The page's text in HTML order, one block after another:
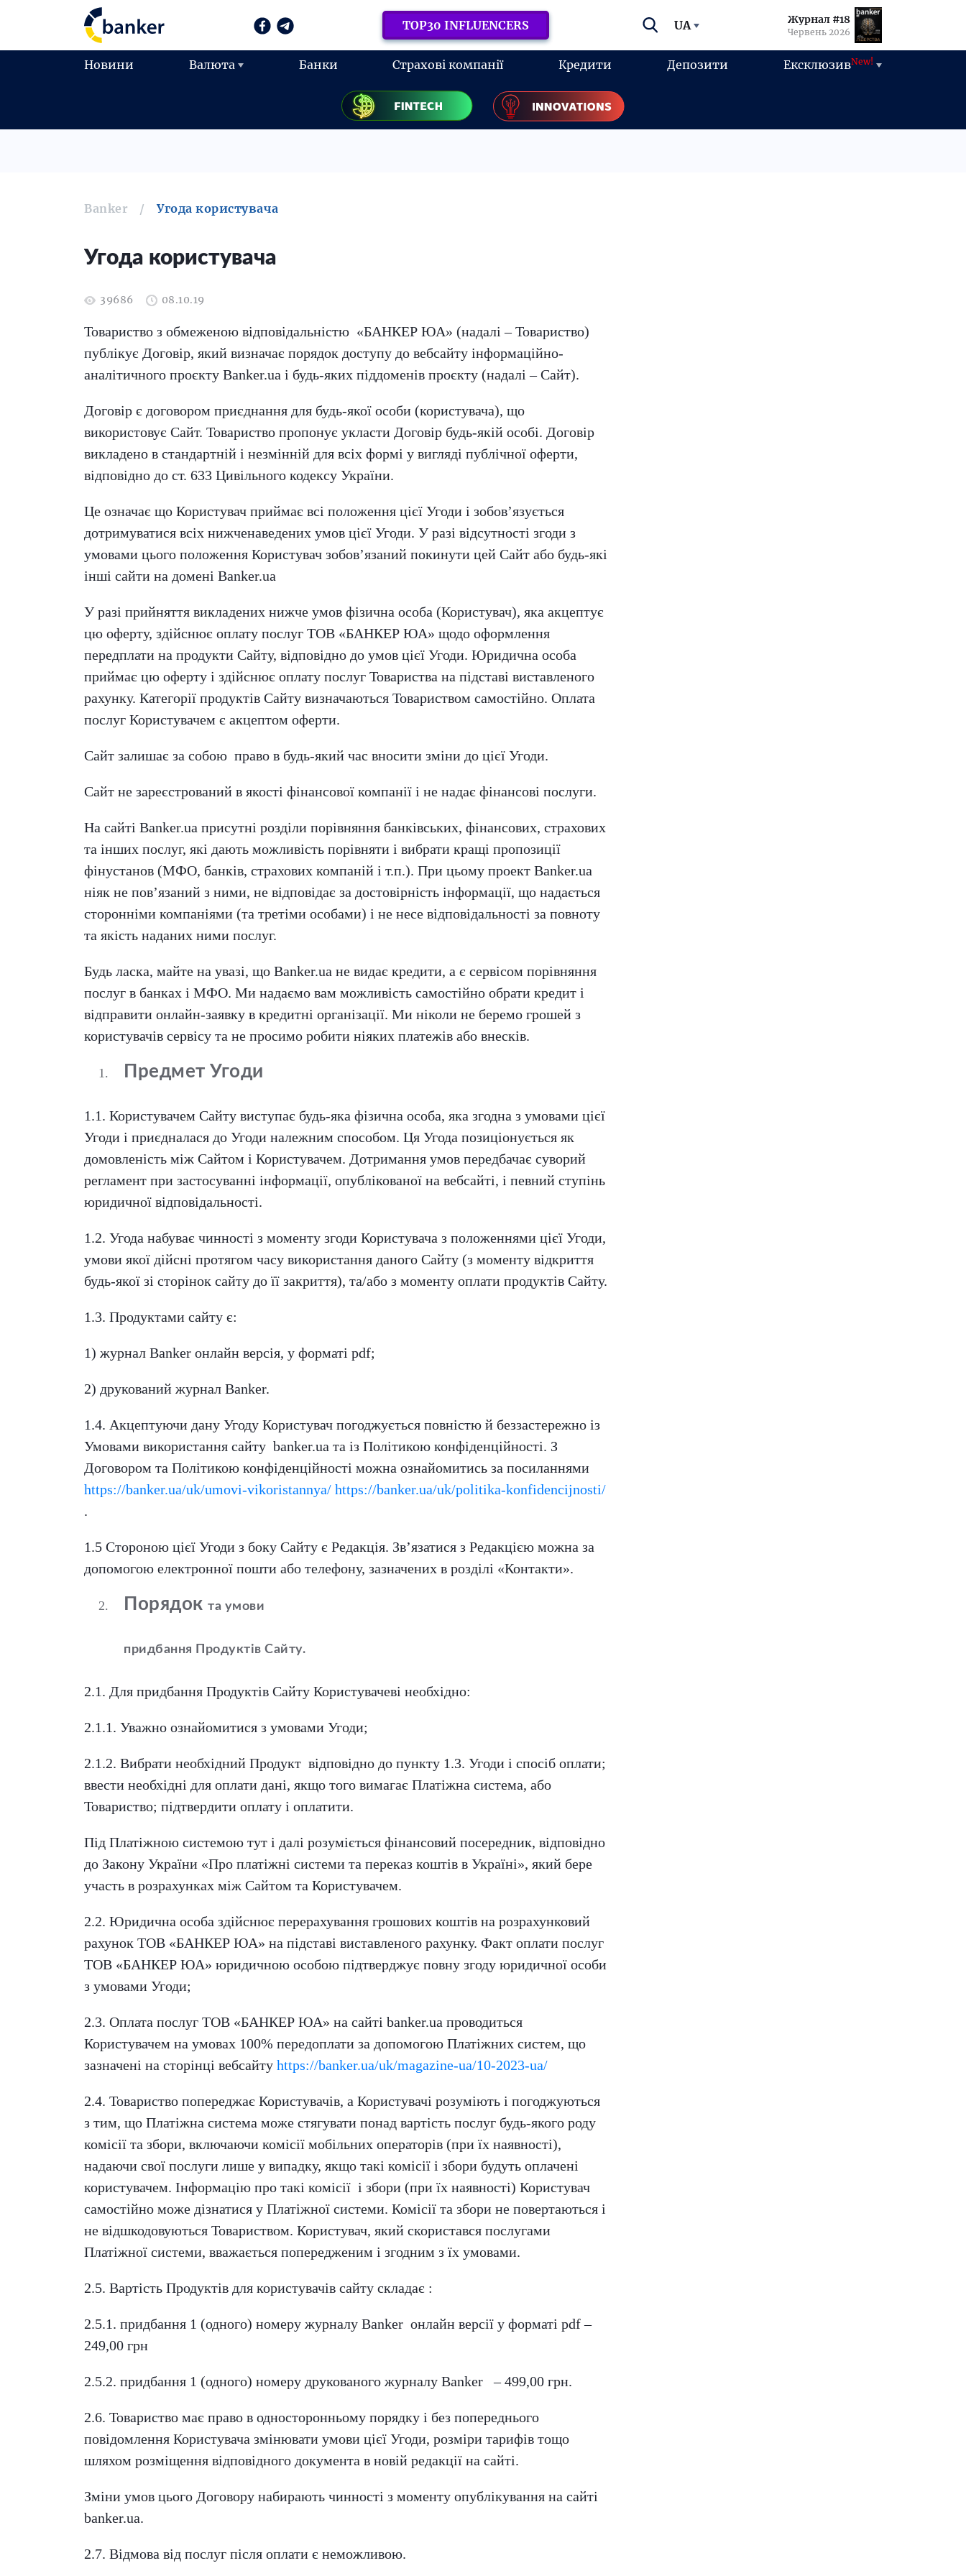
TOP30 INFLUENCERS UA Журнал #18
Червень 2026
Новини Валюта Банки Страхові компанії Кредити Депозити ЕксклюзивNew!
Banker Угода користувача
Угода користувача
39686 08.10.19
Товариство з обмеженою відповідальністю «БАНКЕР ЮА» (надалі – Товариство)
публікує Договір, який визначає порядок доступу до вебсайту інформаційно-
аналітичного проєкту Banker.ua і будь-яких піддоменів проєкту (надалі – Сайт).
Договір є договором приєднання для будь-якої особи (користувача), що
використовує Сайт. Товариство пропонує укласти Договір будь-якій особі. Договір
викладено в стандартній і незмінній для всіх формі у вигляді публічної оферти,
відповідно до ст. 633 Цивільного кодексу України.
Це означає що Користувач приймає всі положення цієї Угоди і зобов’язується
дотримуватися всіх нижченаведених умов цієї Угоди. У разі відсутності згоди з
умовами цього положення Користувач зобов’язаний покинути цей Сайт або будь-які
інші сайти на домені Banker.ua
У разі прийняття викладених нижче умов фізична особа (Користувач), яка акцептує
цю оферту, здійснює оплату послуг ТОВ «БАНКЕР ЮА» щодо оформлення
передплати на продукти Сайту, відповідно до умов цієї Угоди. Юридична особа
приймає цю оферту і здійснює оплату послуг Товариства на підставі виставленого
рахунку. Категорії продуктів Сайту визначаються Товариством самостійно. Оплата
послуг Користувачем є акцептом оферти.
Сайт залишає за собою право в будь-який час вносити зміни до цієї Угоди.
Сайт не зареєстрований в якості фінансової компанії і не надає фінансові послуги.
На сайті Banker.ua присутні розділи порівняння банківських, фінансових, страхових
та інших послуг, які дають можливість порівняти і вибрати кращі пропозиції
фінустанов (МФО, банків, страхових компаній і т.п.). При цьому проект Banker.ua
ніяк не пов’язаний з ними, не відповідає за достовірність інформації, що надається
сторонніми компаніями (та третіми особами) і не несе відповідальності за повноту
та якість наданих ними послуг.
Будь ласка, майте на увазі, що Banker.ua не видає кредити, а є сервісом порівняння
послуг в банках і МФО. Ми надаємо вам можливість самостійно обрати кредит і
відправити онлайн-заявку в кредитні організації. Ми ніколи не беремо грошей з
користувачів сервісу та не просимо робити ніяких платежів або внесків.
Предмет Угоди
1.1. Користувачем Сайту виступає будь-яка фізична особа, яка згодна з умовами цієї
Угоди і приєдналася до Угоди належним способом. Ця Угода позиціонується як
домовленість між Сайтом і Користувачем. Дотримання умов передбачає суворий
регламент при застосуванні інформації, опублікованої на вебсайті, і певний ступінь
юридичної відповідальності.
1.2. Угода набуває чинності з моменту згоди Користувача з положеннями цієї Угоди,
умови якої дійсні протягом часу використання даного Сайту (з моменту відкриття
будь-якої зі сторінок сайту до її закриття), та/або з моменту оплати продуктів Сайту.
1.3. Продуктами сайту є:
1) журнал Banker онлайн версія, у форматі pdf;
2) друкований журнал Banker.
1.4. Акцептуючи дану Угоду Користувач погоджується повністю й беззастережно із
Умовами використання сайту banker.ua та із Політикою конфіденційності. З
Договором та Політикою конфіденційності можна ознайомитись за посиланнями
https://banker.ua/uk/umovi-vikoristannya/ https://banker.ua/uk/politika-konfidencijnosti/
.
1.5 Стороною цієї Угоди з боку Сайту є Редакція. Зв’язатися з Редакцією можна за
допомогою електронної пошти або телефону, зазначених в розділі «Контакти».
Порядокта умови
придбання Продуктів Сайту.
2.1. Для придбання Продуктів Сайту Користувачеві необхідно:
2.1.1. Уважно ознайомитися з умовами Угоди;
2.1.2. Вибрати необхідний Продукт відповідно до пункту 1.3. Угоди і спосіб оплати;
ввести необхідні для оплати дані, якщо того вимагає Платіжна система, або
Товариство; підтвердити оплату і оплатити.
Під Платіжною системою тут і далі розуміється фінансовий посередник, відповідно
до Закону України «Про платіжні системи та переказ коштів в Україні», який бере
участь в розрахунках між Сайтом та Користувачем.
2.2. Юридична особа здійснює перерахування грошових коштів на розрахунковий
рахунок ТОВ «БАНКЕР ЮА» на підставі виставленого рахунку. Факт оплати послуг
ТОВ «БАНКЕР ЮА» юридичною особою підтверджує повну згоду юридичної особи
з умовами Угоди;
2.3. Оплата послуг ТОВ «БАНКЕР ЮА» на сайті banker.ua проводиться
Користувачем на умовах 100% передоплати за допомогою Платіжних систем, що
зазначені на сторінці вебсайту https://banker.ua/uk/magazine-ua/10-2023-ua/
2.4. Товариство попереджає Користувачів, а Користувачі розуміють і погоджуються
з тим, що Платіжна система може стягувати понад вартість послуг будь-якого роду
комісії та збори, включаючи комісії мобільних операторів (при їх наявності),
надаючи свої послуги лише у випадку, якщо такі комісії і збори будуть оплачені
користувачем. Інформацію про такі комісії і збори (при їх наявності) Користувач
самостійно може дізнатися у Платіжної системи. Комісії та збори не повертаються і
не відшкодовуються Товариством. Користувач, який скористався послугами
Платіжної системи, вважається попередженим і згодним з їх умовами.
2.5. Вартість Продуктів для користувачів сайту складає :
2.5.1. придбання 1 (одного) номеру журналу Banker онлайн версії у форматі pdf –
249,00 грн
2.5.2. придбання 1 (одного) номеру друкованого журналу Banker – 499,00 грн.
2.6. Товариство має право в односторонньому порядку і без попереднього
повідомлення Користувача змінювати умови цієї Угоди, розміри тарифів тощо
шляхом розміщення відповідного документа в новій редакції на сайті.
Зміни умов цього Договору набирають чинності з моменту опублікування на сайті
banker.ua.
2.7. Відмова від послуг після оплати є неможливою.